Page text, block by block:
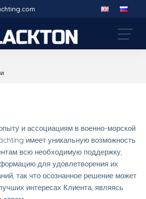
и ассоциациям в военно-морской
имеет уникальную возможность
всю необходимую поддержку,
для удовлетворения их
так что осознанное решение может
интересах Клиента, являясь